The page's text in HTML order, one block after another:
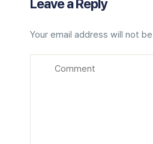
Leave a Reply
Your email address will not